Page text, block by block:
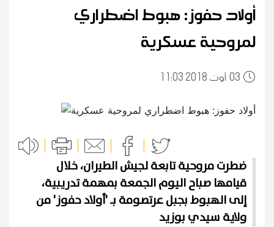
أولاد حفوز: هبوط اضطراري
لمروحية عسكرية
0311:03 2018 أوت
ضطرت مروحية تابعة لجيش الطيران، خلال
قيامها صباح اليوم الجمعة بمهمة تدريبية،
إلى الهبوط بجبل عرتصومة بـ 'أولاد حفوز' من
ولاية سيدي بوزيد